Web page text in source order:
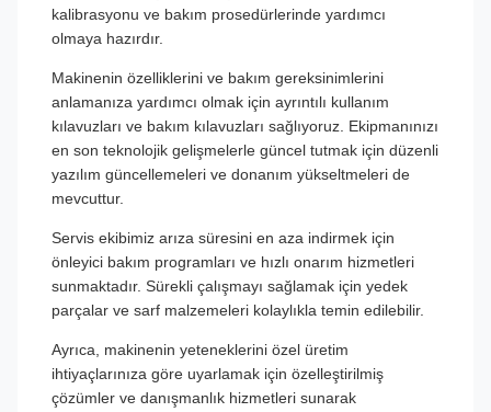
kalibrasyonu ve bakım prosedürlerinde yardımcı
olmaya hazırdır.
Makinenin özelliklerini ve bakım gereksinimlerini
anlamanıza yardımcı olmak için ayrıntılı kullanım
kılavuzları ve bakım kılavuzları sağlıyoruz. Ekipmanınızı
en son teknolojik gelişmelerle güncel tutmak için düzenli
yazılım güncellemeleri ve donanım yükseltmeleri de
mevcuttur.
Servis ekibimiz arıza süresini en aza indirmek için
önleyici bakım programları ve hızlı onarım hizmetleri
sunmaktadır. Sürekli çalışmayı sağlamak için yedek
parçalar ve sarf malzemeleri kolaylıkla temin edilebilir.
Ayrıca, makinenin yeteneklerini özel üretim
ihtiyaçlarınıza göre uyarlamak için özelleştirilmiş
çözümler ve danışmanlık hizmetleri sunarak